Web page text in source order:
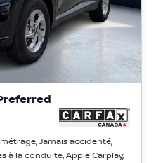
Jamais accidenté,
à la conduite, Apple Carplay,